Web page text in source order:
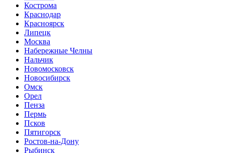
Кострома
Краснодар
Красноярск
Липецк
Москва
Набережные Челны
Нальчик
Новомосковск
Новосибирск
Омск
Орел
Пенза
Пермь
Псков
Пятигорск
Ростов-на-Дону
Рыбинск